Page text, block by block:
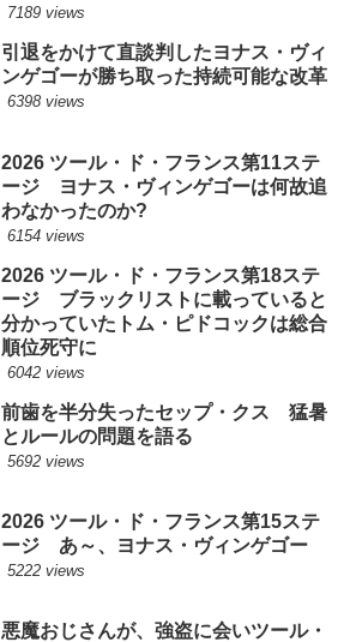
7189 views
引退をかけて直談判したヨナス・ヴィ
ンゲゴーが勝ち取った持続可能な改革
6398 views
2026 ツール・ド・フランス第11ステ
ージ ヨナス・ヴィンゲゴーは何故追
わなかったのか?
6154 views
2026 ツール・ド・フランス第18ステ
ージ ブラックリストに載っていると
分かっていたトム・ピドコックは総合
順位死守に
6042 views
前歯を半分失ったセップ・クス 猛暑
とルールの問題を語る
5692 views
2026 ツール・ド・フランス第15ステ
ージ あ～、ヨナス・ヴィンゲゴー
5222 views
悪魔おじさんが、強盗に会いツール・